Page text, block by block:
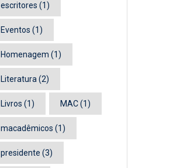
escritores (1)
Eventos (1)
Homenagem (1)
Literatura (2)
Livros (1) MAC(1)
macadêmicos (1)
presidente (3)